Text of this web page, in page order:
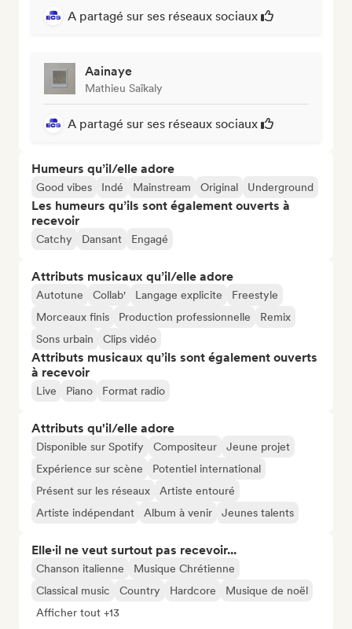
A partagé sur ses réseaux sociaux
Aainaye
Mathieu Saïkaly
A partagé sur ses réseaux sociaux
Humeurs qu’il/elle adore
Good vibes Indé Mainstream Original Underground
Les humeurs qu’ils sont également ouverts à
recevoir
Catchy Dansant Engagé
Attributs musicaux qu’il/elle adore
Autotune Collab' Langage explicite
Freestyle
Morceaux finis
Production professionnelle
Remix
Sons urbain
Clips vidéo
Attributs musicaux qu’ils sont également ouverts
à recevoir
Live Piano Format radio
Attributs qu'il/elle adore
Disponible sur Spotify Compositeur
Jeune projet
Expérience sur scène
Potentiel international
Présent sur les réseaux
Artiste entouré
Artiste indépendant
Album à venir Jeunes talents
Elle·il ne veut surtout pas recevoir...
Chanson italienne
Musique Chrétienne
Classical music
Country Hardcore
Musique de noël
Afficher tout +13